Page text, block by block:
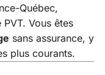
Québec,
Vous êtes
sans assurance, y
plus courants.